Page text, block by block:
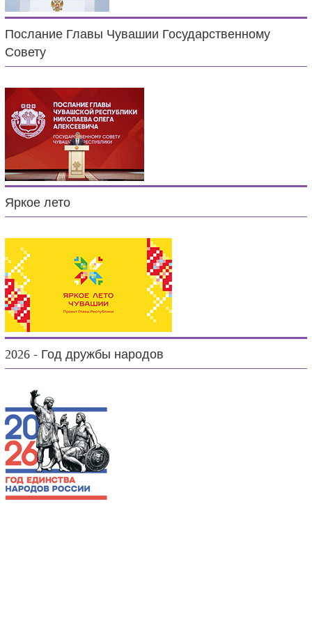
Послание Главы Чувашии Государственному
Совету
Яркое лето
2026 - Год дружбы народов